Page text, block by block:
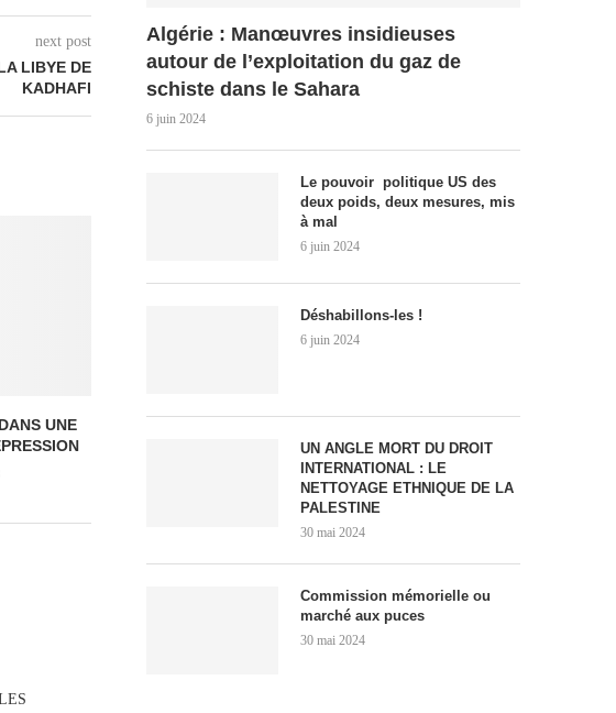
next post
LIBYE DE
KADHAFI
UNE
Algérie : Manœuvres insidieuses
autour de l’exploitation du gaz de
schiste dans le Sahara
6 juin 2024
Le pouvoir politique US des
deux poids, deux mesures, mis
à mal
6 juin 2024
Déshabillons-les !
6 juin 2024
UN ANGLE MORT DU DROIT
INTERNATIONAL : LE
NETTOYAGE ETHNIQUE DE LA
PALESTINE
30 mai 2024
Commission mémorielle ou
marché aux puces
30 mai 2024